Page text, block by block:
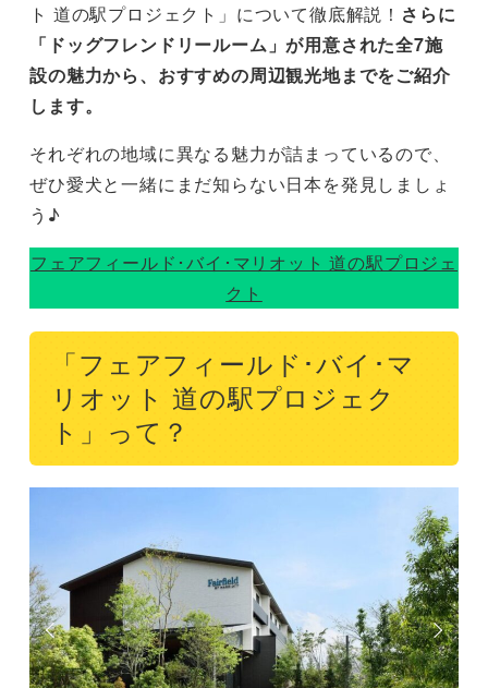
ト 道の駅プロジェクト」について徹底解説！ さらに
「ドッグフレンドリールーム」が用意された全7施
設の魅力から、おすすめの周辺観光地までをご紹介
します。
それぞれの地域に異なる魅力が詰まっているので、
ぜひ愛犬と一緒にまだ知らない日本を発見しましょ
う♪
フェアフィールド･バイ･マリオット 道の駅プロジェ
クト
「フェアフィールド･バイ･マ
リオット 道の駅プロジェク
ト」って？